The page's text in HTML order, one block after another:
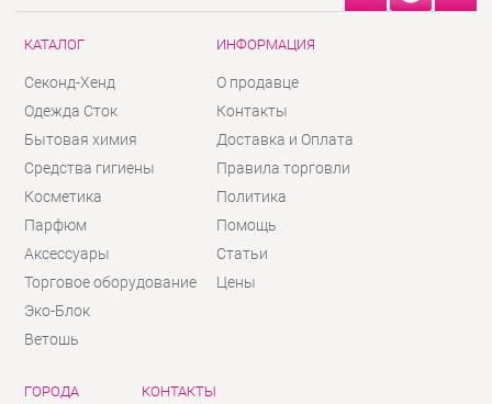
КАТАЛОГ
Секонд-Хенд
Одежда Сток
Бытовая химия
Средства гигиены
Косметика
Парфюм
Аксессуары
Торговое оборудование
Эко-Блок
Ветошь
ИНФОРМАЦИЯ
О продавце
Контакты
Доставка и Оплата
Правила торговли
Политика
Помощь
Статьи
Цены
ГОРОДА КОНТАКТЫ